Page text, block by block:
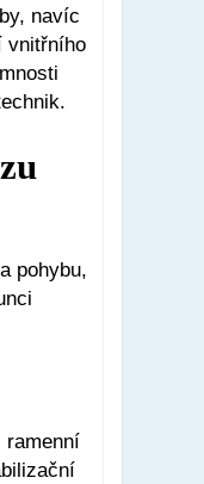
navíc
vnitřního
pohybu,
ramenní